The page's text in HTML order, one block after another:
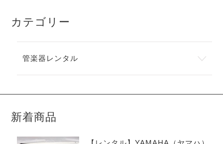
カテゴリー
管楽器レンタル
新着商品